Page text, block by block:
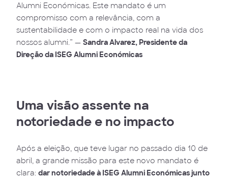
Alumni Económicas. Este mandato é um
compromisso com a relevância, com a
sustentabilidade e com o impacto real na vida dos
nossos alumni.” — Sandra Alvarez, Presidente da
Direção da ISEG Alumni Económicas
Uma visão assente na
notoriedade e no impacto
Após a eleição, que teve lugar no passado dia 10 de
abril, a grande missão para este novo mandato é
clara: dar notoriedade à ISEG Alumni Económicas junto